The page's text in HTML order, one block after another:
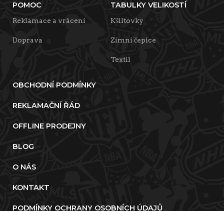
POMOC
Reklamace a vrácení
Doprava
TABULKY VELIKOSTÍ
Kšiltovky
Zimní čepice
Textil
OBCHODNÍ PODMÍNKY
REKLAMAČNÍ ŘÁD
OFFLINE PRODEJNY
BLOG
O NÁS
KONTAKT
PODMÍNKY OCHRANY OSOBNÍCH ÚDAJŮ